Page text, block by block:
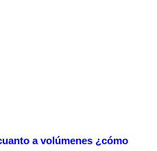
a volúmenes ¿cómo